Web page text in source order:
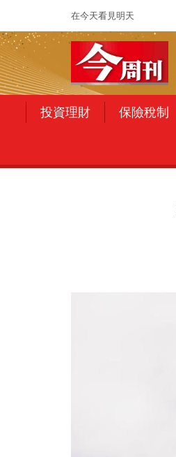
在今天看見明天
投資理財 保險稅制